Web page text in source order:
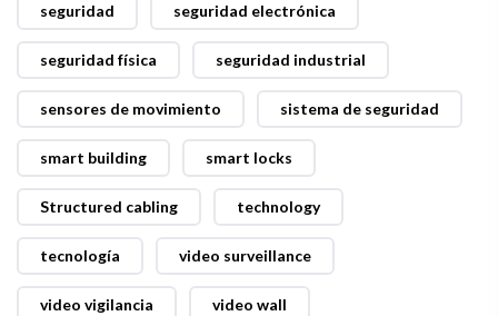
seguridad seguridad electrónica
seguridad física seguridad industrial
sensores de movimiento sistema de seguridad
smart building smart locks
Structured cabling technology
tecnología video surveillance
video vigilancia video wall